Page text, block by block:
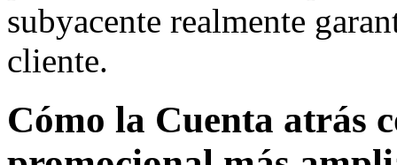
subyacente realmente
cliente.
Cómo la Cuenta atrás